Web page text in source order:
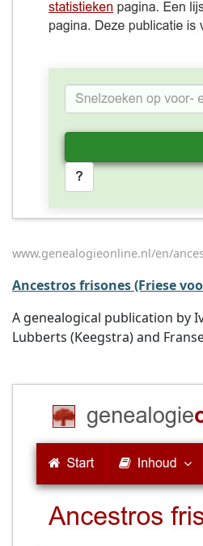
www.genealogieonline.nl/en/
Ancestros frisones (Friese
A genealogical publication by
Lubberts (Keegstra) and